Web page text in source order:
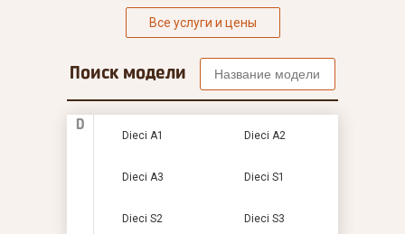
Все услуги и цены
Поиск модели
D
Dieci A1 Dieci A2
Dieci A3 Dieci S1
Dieci S2 Dieci S3